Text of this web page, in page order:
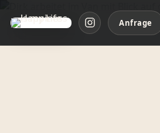
Anfrage